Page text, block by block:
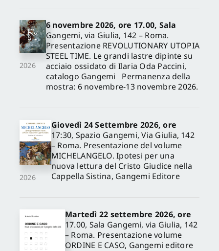
2026
6 novembre 2026, ore 17.00, Sala
Gangemi, via Giulia, 142 – Roma.
Presentazione REVOLUTIONARY UTOPIA
STEEL TIME. Le grandi lastre dipinte su
acciaio ossidato di Ilaria Oda Paccini,
catalogo Gangemi Permanenza della
mostra: 6 novembre-13 novembre 2026.
2026
Giovedì 24 Settembre 2026, ore
17:30, Spazio Gangemi, Via Giulia, 142
– Roma. Presentazione del volume
MICHELANGELO. Ipotesi per una
nuova lettura del Cristo Giudice nella
Cappella Sistina, Gangemi Editore
Martedì 22 settembre 2026, ore
17.00, Sala Gangemi, via Giulia, 142
– Roma. Presentazione volume
ORDINE E CASO, Gangemi editore